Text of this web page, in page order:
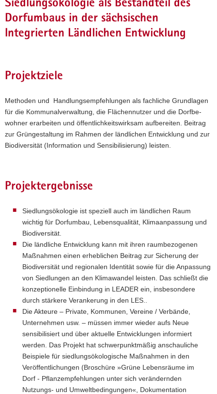
v
i
i
n
Siedlungsökologie als Bestandteil des
Dorfumbaus in der sächsischen
Integrierten Ländlichen Entwicklung
Projektziele
Methoden und Handlungs­empfehlungen als fachliche Grundlagen
für die Kommu­nal­verwaltung, die Flächen­nutzer und die Dorfbe­
wohner erarbeiten und öffen­tlichkeits­wirksam aufbereiten. Beitrag
zur Grün­gestaltung im Rahmen der ländlichen Entwicklung und zur
Biodiversität (Information und Sensi­bili­sierung) leisten.
Projektergebnisse
Siedlungs­ökologie ist speziell auch im ländlichen Raum
wichtig für Dorfumbau, Lebens­qualität, Klima­anpas­sung und
Bio­diversität.
Die ländliche Entwicklung kann mit ihren raum­bezo­genen
Maßnahmen einen erheblichen Beitrag zur Sicherung der
Biodiversität und regionalen Identität sowie für die Anpassung
von Siedlungen an den Klima­wandel leisten. Das schließt die
konzep­tionelle Einbindung in LEADER ein, insbesondere
durch stärkere Verankerung in den LES..
Die Akteure – Private, Kommunen, Vereine / Verbände,
Unternehmen usw. – müssen immer wieder aufs Neue
sensibilisiert und über aktuelle Entwicklungen informiert
werden. Das Projekt hat schwer­punkt­mäßig anschauliche
Beispiele für siedlungs­öko­logische Maßnahmen in den
Veröffen­tlichungen (Broschüre »Grüne Lebensräume im
Dorf - Pflanz­empfehlungen unter sich verändernden
Nutzungs- und Umwelt­bedingungen«, Dokumentation